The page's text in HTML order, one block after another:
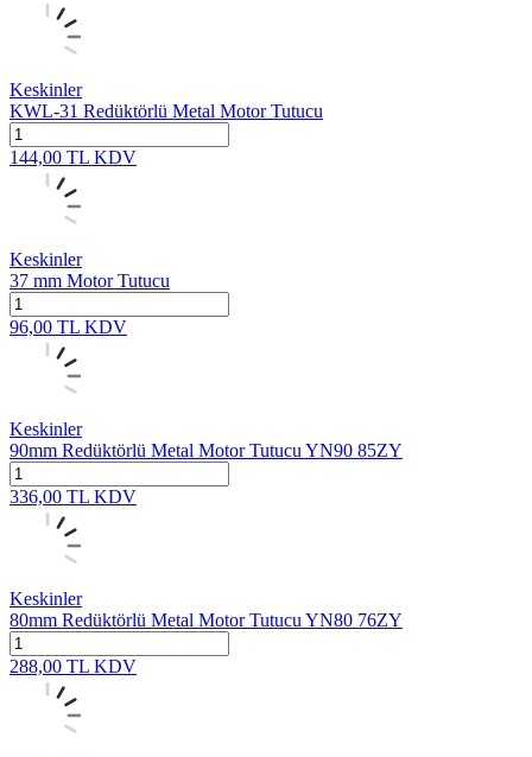
Keskinler
KWL-31 Redüktörlü Metal Motor Tutucu
144,00 TL KDV
Keskinler
37 mm Motor Tutucu
96,00 TL KDV
Keskinler
90mm Redüktörlü Metal Motor Tutucu YN90 85ZY
336,00 TL KDV
Keskinler
80mm Redüktörlü Metal Motor Tutucu YN80 76ZY
288,00 TL KDV